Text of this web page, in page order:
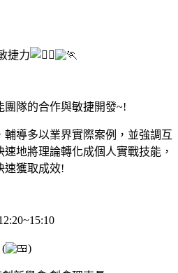
捷力
團隊的合作與敏捷開發~!
輔導多以業界實際案例，並強調互
地將理論轉化成個人實戰技能，
速獲取成效!
( )